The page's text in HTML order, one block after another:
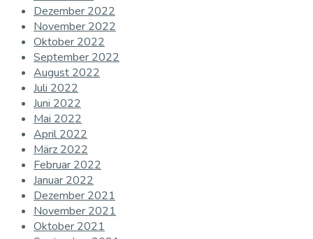
Dezember 2022
November 2022
Oktober 2022
September 2022
August 2022
Juli 2022
Juni 2022
Mai 2022
April 2022
März 2022
Februar 2022
Januar 2022
Dezember 2021
November 2021
Oktober 2021